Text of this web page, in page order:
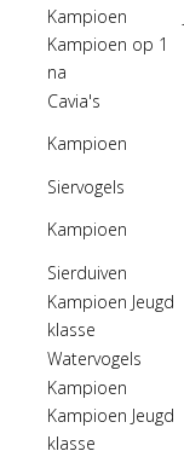
Kampioen
Kampioen op 1
na
Cavia's
Kampioen
Siervogels
Kampioen
Sierduiven
Kampioen Jeugd
klasse
Watervogels
Kampioen
Kampioen Jeugd
klasse